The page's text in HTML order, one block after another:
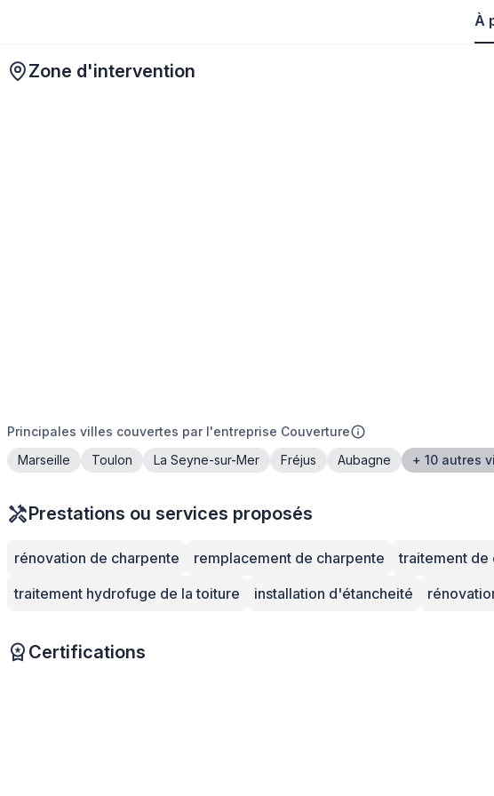
À
Zone d'intervention
Principales villes couvertes par l'entreprise Couverture
Marseille
Toulon La Seyne-sur-Mer Fréjus Aubagne +
Prestations ou services proposés
rénovation de charpente remplacement de charpente traitement de
traitement hydrofuge de la toiture
installation d'étancheité
Certifications